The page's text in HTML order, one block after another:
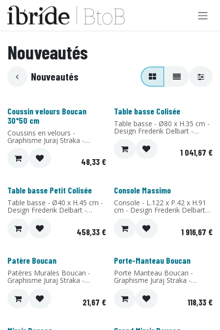
Se rendre au contenu
Nouveautés
Nouveautés
Nouveau !
Coussin velours Boucan
30*50 cm
Coussins en velours -
Graphisme Juraj Straka -
Design Ibride - Matériau:
Velours - Fabriqué en France
48,33€
Nouveau !
Table basse Colisée
Table basse - Ø80 x H.35 cm -
Design Frederik Delbart -
Matériaux: Chêne massif et
FENIX® - Fabriqué en France
1 041,67 €
Nouveau !
Table basse Petit Colisée
Table basse - Ø40 x H.45 cm -
Design Frederik Delbart -
Matériaux: Chêne massif et
FENIX® - Fabriqué en France
458,33€
Nouveau !
Console Massimo
Console - L.122 x P.42 x H.91
cm - Design Frederik Delbart -
Matériaux: Chêne massif et
FENIX® - Fabriqué en France
1 916,67 €
Nouveau !
Patère Boucan
Patères Murales Boucan -
Graphisme Juraj Straka -
Design Ibride - Matériau:
Stratifié Compact et accroche
en bois massif - Fabriqué en
21,67 €
Nouveau !
Porte-Manteau Boucan
Porte Manteau Boucan -
Graphisme Juraj Straka -
Design Ibride - Matériau:
Stratifié Compact et accroche
en bois massif - Fabriqué en
118,33€